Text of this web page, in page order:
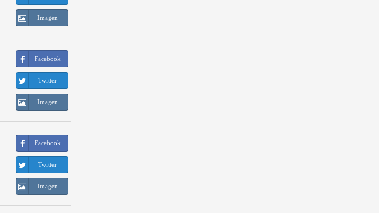
Imagen
Facebook
Twitter
Imagen
Facebook
Twitter
Imagen